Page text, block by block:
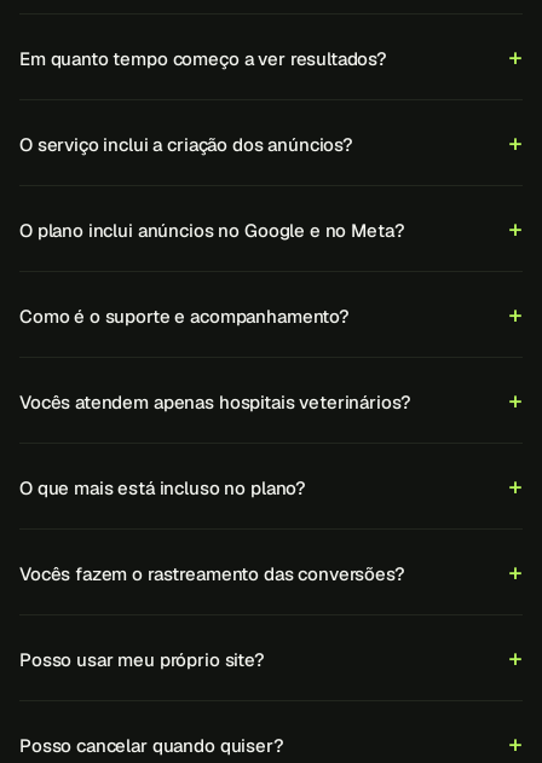
Em quanto tempo começo a ver resultados?
O serviço inclui a criação dos anúncios?
O plano inclui anúncios no Google e no Meta?
Como é o suporte e acompanhamento?
Vocês atendem apenas hospitais veterinários?
O que mais está incluso no plano?
Vocês fazem o rastreamento das conversões?
Posso usar meu próprio site?
Posso cancelar quando quiser?